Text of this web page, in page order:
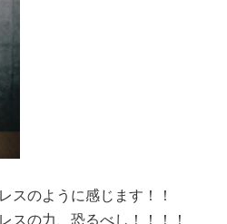
スのように感じます！！
スの力、恐るべし！！！！